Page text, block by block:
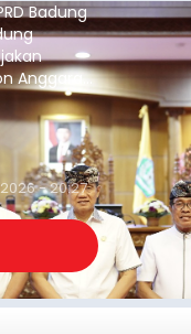
Badung
Anggaran
dalam
DPRD
- 20:27